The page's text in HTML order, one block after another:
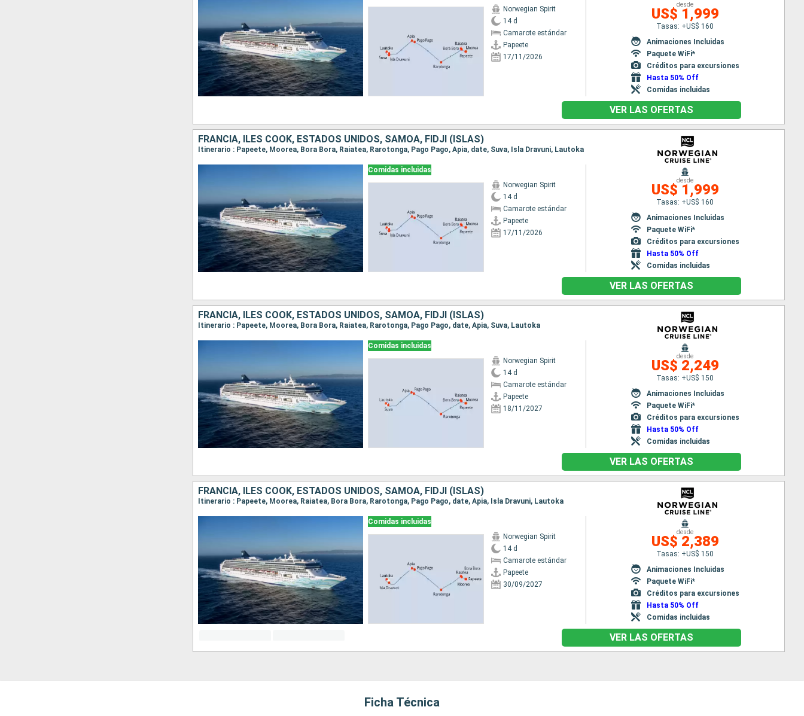
Norwegian Spirit
14 d
Camarote estándar
Papeete
17/11/2026
desde
US$ 1,999
Tasas: +US$ 160
Animaciones Incluidas
Paquete WiFi*
Créditos para excursiones
Hasta 50% Off
Comidas incluidas
VER LAS OFERTAS
FRANCIA, ILES COOK, ESTADOS UNIDOS, SAMOA, FIDJI (ISLAS)
Itinerario : Papeete, Moorea, Bora Bora, Raiatea, Rarotonga, Pago Pago, Apia, date, Suva, Isla Dravuni, Lautoka
Comidas incluidas
Norwegian Spirit
14 d
Camarote estándar
Papeete
17/11/2026
desde
US$ 1,999
Tasas: +US$ 160
Animaciones Incluidas
Paquete WiFi*
Créditos para excursiones
Hasta 50% Off
Comidas incluidas
VER LAS OFERTAS
FRANCIA, ILES COOK, ESTADOS UNIDOS, SAMOA, FIDJI (ISLAS)
Itinerario : Papeete, Moorea, Bora Bora, Raiatea, Rarotonga, Pago Pago, date, Apia, Suva, Lautoka
Comidas incluidas
Norwegian Spirit
14 d
Camarote estándar
Papeete
18/11/2027
desde
US$ 2,249
Tasas: +US$ 150
Animaciones Incluidas
Paquete WiFi*
Créditos para excursiones
Hasta 50% Off
Comidas incluidas
VER LAS OFERTAS
FRANCIA, ILES COOK, ESTADOS UNIDOS, SAMOA, FIDJI (ISLAS)
Itinerario : Papeete, Moorea, Raiatea, Bora Bora, Rarotonga, Pago Pago, date, Apia, Isla Dravuni, Lautoka
Comidas incluidas
Norwegian Spirit
14 d
Camarote estándar
Papeete
30/09/2027
desde
US$ 2,389
Tasas: +US$ 150
Animaciones Incluidas
Paquete WiFi*
Créditos para excursiones
Hasta 50% Off
Comidas incluidas
VER LAS OFERTAS
Ficha Técnica